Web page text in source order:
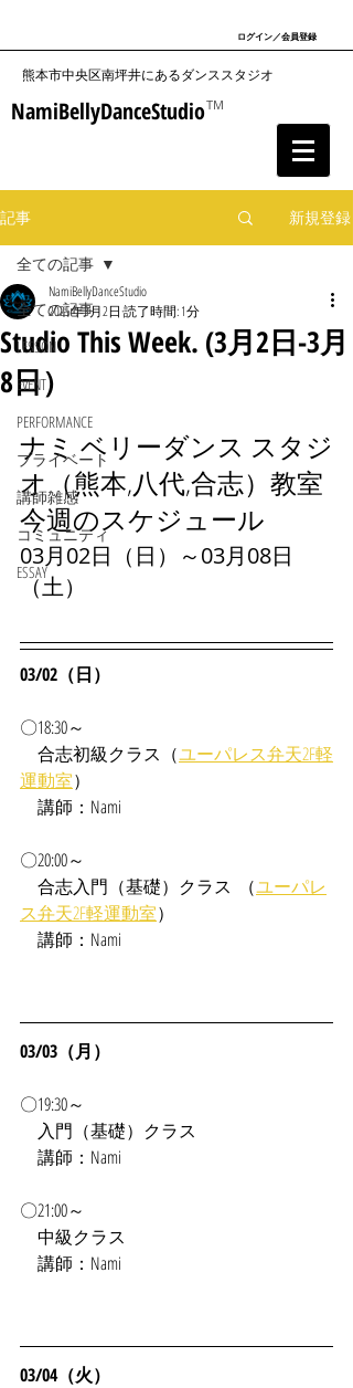
ログイン／会員登録
​熊本市中央区南坪井にあるダンススタジオ
NamiBellyDanceStudioTM
記事 新規登録
全ての記事
LESSON
EVENT
PERFORMANCE
プライベート
講師雑感
コミュニティ
ESSAY
全ての記事
Studio This Week. (3月2日-3月
8日）
NamiBellyDanceStudio
2025年3月2日 読了時間: 1分
ナミ ベリーダンス スタジ
オ（熊本,八代,合志）教室
今週のスケジュール
03月02日（日）～03月08日
（土）
03/02（日）
〇18:30～
合志初級クラス（ユーパレス弁天2F軽
運動室）
講師：Nami
〇20:00～
合志入門（基礎）クラス  （ユーパレ
ス弁天2F軽運動室）
講師：Nami
03/03（月）
〇19:30～
入門（基礎）クラス
講師：Nami
〇21:00～
中級クラス
講師：Nami
03/04（火）